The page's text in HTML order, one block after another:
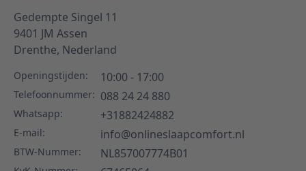
Gedempte Singel 11
9401 JM Assen
Drenthe, Nederland
Openingstijden: 10:00 - 17:00
Telefoonnummer: 088 24 24 880
Whatsapp: +31882424882
E-mail: info@onlineslaapcomfort.nl
BTW-Nummer: NL857007774B01